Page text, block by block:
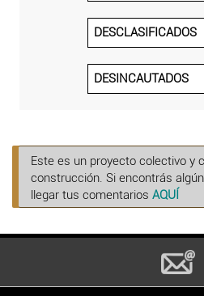
DESCLASIFICADOS
DESINCAUTADOS
Este es un proyecto colectivo y
construcción. Si encontrás
llegar tus comentarios AQUÍ